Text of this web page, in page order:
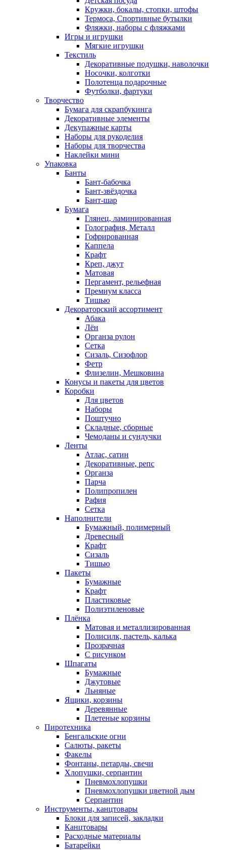
Кружки, бокалы, стопки, штофы
Термоса, Спортивные бутылки
Фляжки, наборы с фляжками
Игры и игрушки
Мягкие игрушки
Текстиль
Декоративные подушки, наволочки
Носочки, колготки
Полотенца подарочные
Футболки, фартуки
Творчество
Бумага для скрапбукинга
Декоративные элементы
Декупажные карты
Наборы для рукоделия
Наборы для творчества
Наклейки мини
Упаковка
Банты
Бант-бабочка
Бант-звёздочка
Бант-шар
Бумага
Глянец, ламинированная
Голография, Металл
Гофрированная
Каппела
Крафт
Креп, джут
Матовая
Пергамент, рельефная
Премиум класса
Тишью
Декораторский ассортимент
Абака
Лён
Органза рулон
Сетка
Сизаль, Сизофлор
Фетр
Флизелин, Мешковина
Конусы и пакеты для цветов
Коробки
Для цветов
Наборы
Поштучно
Складные, сборные
Чемоданы и сундучки
Ленты
Атлас, сатин
Декоративные, репс
Органза
Парча
Полипропилен
Рафия
Сетка
Наполнители
Бумажный, полимерный
Древесный
Крафт
Сизаль
Тишью
Пакеты
Бумажные
Крафт
Пластиковые
Полиэтиленовые
Плёнка
Матовая и металлизированная
Полисилк, пастель, калька
Прозрачная
С рисунком
Шпагаты
Бумажные
Джутовые
Льняные
Ящики, корзины
Деревянные
Плетеные корзины
Пиротехника
Бенгальские огни
Салюты, ракеты
Факелы
Фонтаны, петарды, свечи
Хлопушки, серпантин
Пневмохлопушки
Пневмохлопушки цветной дым
Серпантин
Инструменты, канцтовары
Блоки для записей, закладки
Канцтовары
Расходные материалы
Батарейки